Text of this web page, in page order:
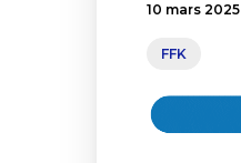
10 mars 2025
FFK